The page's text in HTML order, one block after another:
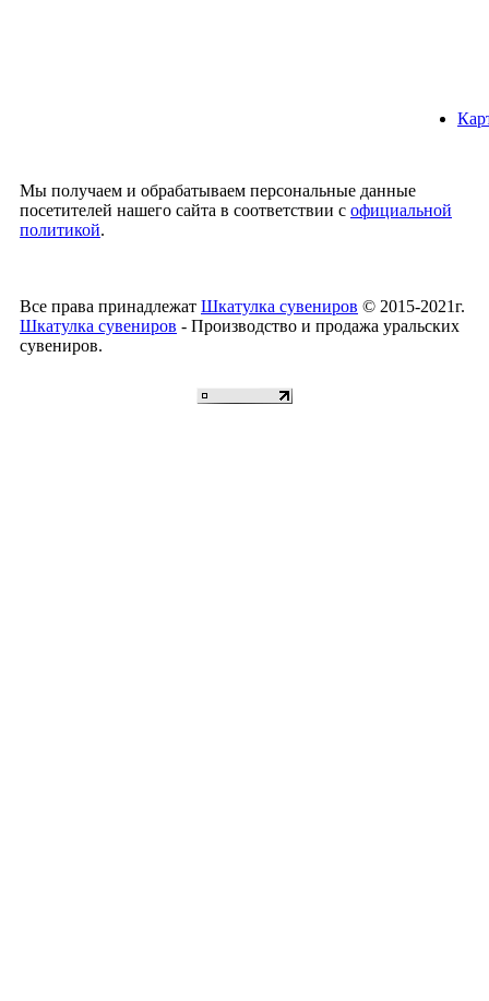
Мы получаем и обрабатываем персональные данные
посетителей нашего сайта в соответствии с официальной
политикой.
Все права принадлежат Шкатулка сувениров © 2015-2021г.
Шкатулка сувениров - Производство и продажа уральских
сувениров.